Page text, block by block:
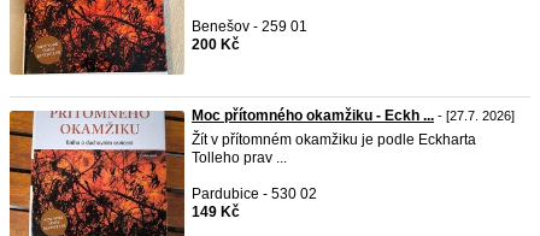
Benešov - 259 01
200 Kč
Moc přítomného okamžiku - Eckh ... - [27.7. 2026]
Žít v přítomném okamžiku je podle Eckharta
Tolleho prav ...
Pardubice - 530 02
149 Kč